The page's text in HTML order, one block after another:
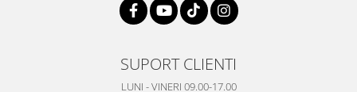
SUPORT CLIENTI
LUNI - VINERI 09.00-17.00